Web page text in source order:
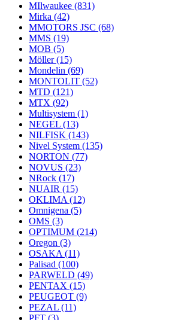
MIlwaukee (831)
Mirka (42)
MMOTORS JSC (68)
MMS (19)
MOB (5)
Möller(15)
Mondelin (69)
MONTOLIT (52)
MTD (121)
MTX (92)
Multisystem (1)
NEGEL (13)
NILFISK (143)
Nivel System (135)
NORTON (77)
NOVUS (23)
NRock (17)
NUAIR (15)
OKLIMA (12)
Omnigena (5)
OMS (3)
OPTIMUM (214)
Oregon (3)
OSAKA (11)
Palisad (100)
PARWELD (49)
PENTAX (15)
PEUGEOT (9)
PEZAL (11)
PFT (3)